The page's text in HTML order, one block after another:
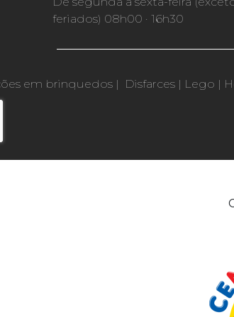
feriados) 08h00 · 16h30
em brinquedos | Disfarces | Lego |